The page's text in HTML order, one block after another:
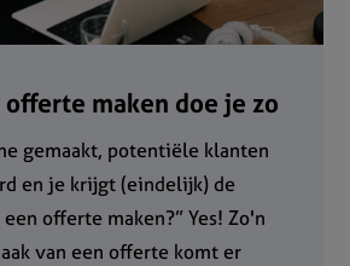
offerte maken doe je zo
gemaakt, potentiële klanten
en je krijgt (eindelijk) de
offerte maken?” Yes! Zo'n
van een offerte komt er